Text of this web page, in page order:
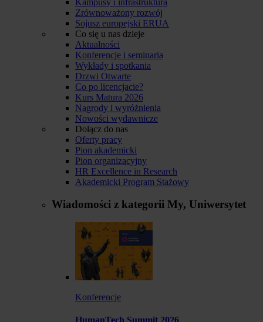
Zrównoważony rozwój
Sojusz europejski ERUA
Co się u nas dzieje
Aktualności
Konferencje i seminaria
Wykłady i spotkania
Drzwi Otwarte
Co po licencjacie?
Kurs Matura 2026
Nagrody i wyróżnienia
Nowości wydawnicze
Dołącz do nas
Oferty pracy
Pion akademicki
Pion organizacyjny
HR Excellence in Research
Akademicki Program Stażowy
Wiadomości z kategorii My, Uniwersytet
Konferencje